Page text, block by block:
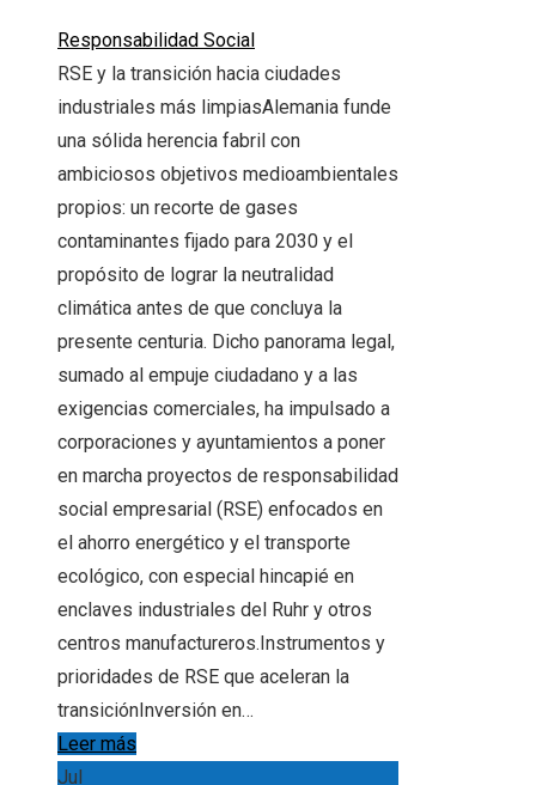
Responsabilidad Social
RSE y la transición hacia ciudades
industriales más limpiasAlemania funde
una sólida herencia fabril con
ambiciosos objetivos medioambientales
propios: un recorte de gases
contaminantes fijado para 2030 y el
propósito de lograr la neutralidad
climática antes de que concluya la
presente centuria. Dicho panorama legal,
sumado al empuje ciudadano y a las
exigencias comerciales, ha impulsado a
corporaciones y ayuntamientos a poner
en marcha proyectos de responsabilidad
social empresarial (RSE) enfocados en
el ahorro energético y el transporte
ecológico, con especial hincapié en
enclaves industriales del Ruhr y otros
centros manufactureros.Instrumentos y
prioridades de RSE que aceleran la
transiciónInversión en…
Leer más
Jul